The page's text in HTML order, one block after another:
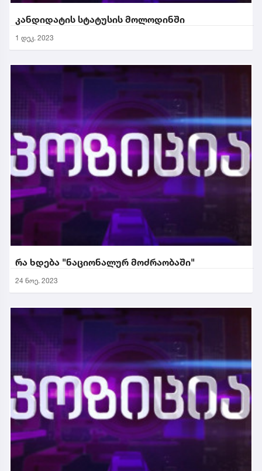
კანდიდატის სტატუსის მოლოდინში
1 დეკ. 2023
რა ხდება "ნაციონალურ მოძრაობაში"
24 ნოე. 2023